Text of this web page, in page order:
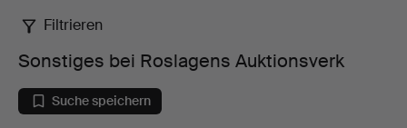
Sonstiges
bei
Filtrieren
Sonstiges bei Roslagens Auktionsverk
Suche speichern